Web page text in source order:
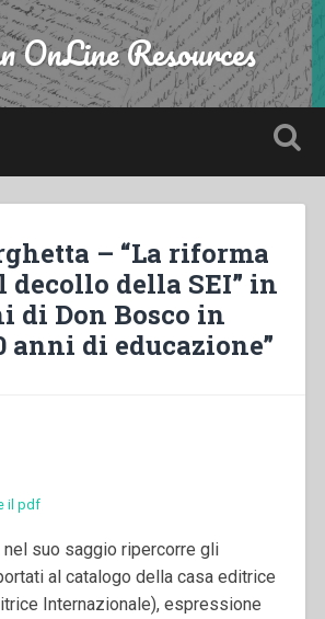
OnLine Resources
– “La riforma
decollo della SEI” in
di Don Bosco in
anni di educazione”
il pdf
nel suo saggio ripercorre gli
al catalogo della casa editrice
Internazionale), espressione